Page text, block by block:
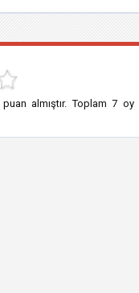
puan almıştır. Toplam7 oy